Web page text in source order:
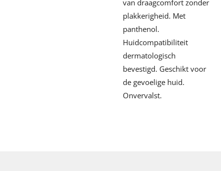
van draagcomfort zonder
plakkerigheid. Met
panthenol.
Huidcompatibiliteit
dermatologisch
bevestigd. Geschikt voor
de gevoelige huid.
Onvervalst.